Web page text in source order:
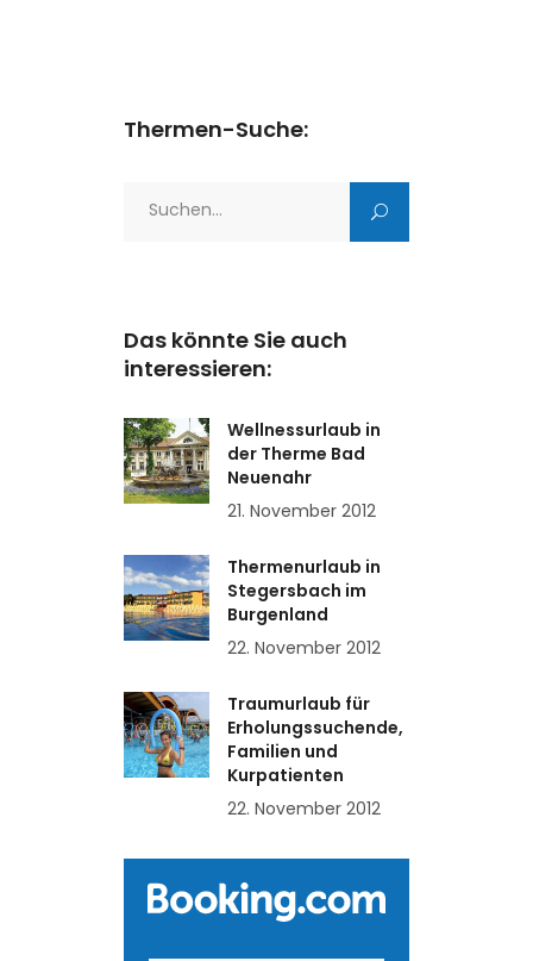
Thermen-Suche:
Das könnte Sie auch
interessieren:
Wellnessurlaub in
der Therme Bad
Neuenahr
21. November 2012
Thermenurlaub in
Stegersbach im
Burgenland
22. November 2012
Traumurlaub für
Erholungssuchende,
Familien und
Kurpatienten
22. November 2012